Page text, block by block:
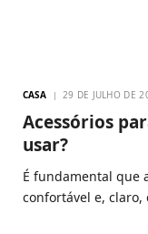
CASA 29 DE JULHO DE
Acessórios
usar?
É fundamental que
confortável e, claro,